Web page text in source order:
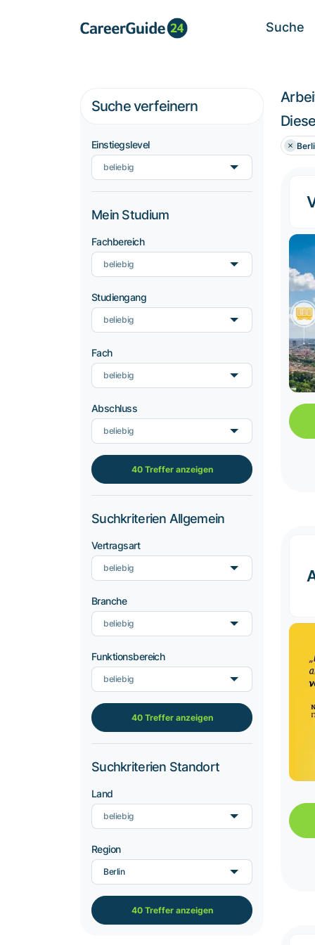
Suche
Suche verfeinern
Einstiegslevel
beliebig
Mein Studium
Fachbereich
beliebig
Studiengang
beliebig
Fach
beliebig
Abschluss
beliebig
40 Treffer anzeigen
Suchkriterien Allgemein
Vertragsart
beliebig
Branche
beliebig
Funktionsbereich
beliebig
40 Treffer anzeigen
Suchkriterien Standort
Land
beliebig
Region
Berlin
40 Treffer anzeigen